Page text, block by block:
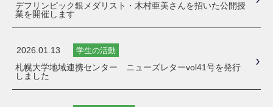
デフリンピック銀メダリスト・木村亜美さんを招いた公開授
業を開催します
2026.01.13 学生の活動
札幌大学地域連携センター ニューズレターvol41号を発行
しました